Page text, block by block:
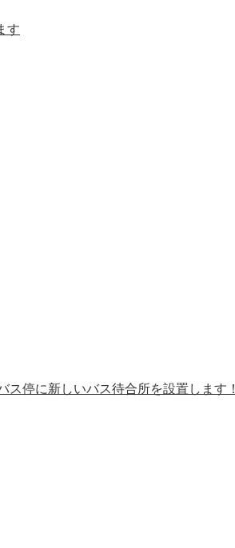
す
停に新しいバス待合所を設置します！